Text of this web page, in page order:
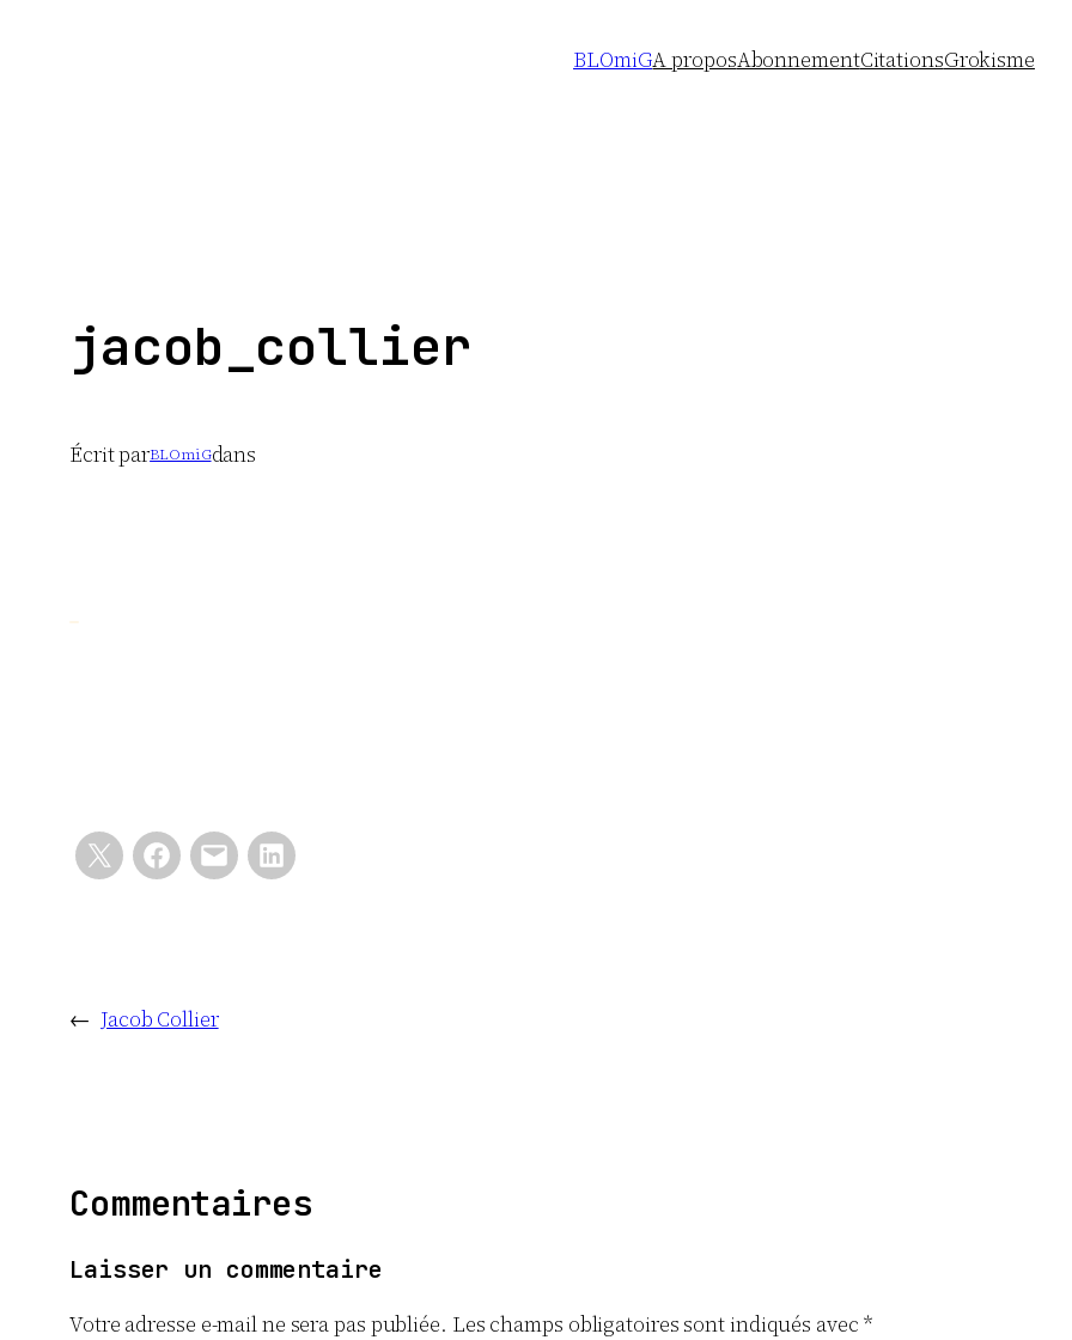
BLOmiGA proposAbonnementCitationsGrokisme
jacob_collier
Écrit parBLOmiGdans
← Jacob Collier
Commentaires
Laisser un commentaire
Votre adresse e-mail ne sera pas publiée. Les champs obligatoires sont indiqués avec *